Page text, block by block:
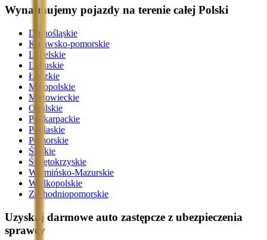
Wynajmujemy pojazdy na terenie całej Polski
Dolnośląskie
Kujawsko-pomorskie
Lubelskie
Lubuskie
Łódzkie
Małopolskie
Mazowieckie
Opolskie
Podkarpackie
Podlaskie
Pomorskie
Śląskie
Świętokrzyskie
Warmińsko-Mazurskie
Wielkopolskie
Zachodniopomorskie
Uzyskaj darmowe auto zastępcze z ubezpieczenia
sprawcy